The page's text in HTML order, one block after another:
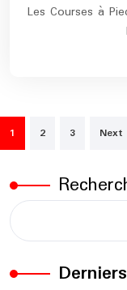
Les Courses à
Pagination
des
publications
1 2 3 Next